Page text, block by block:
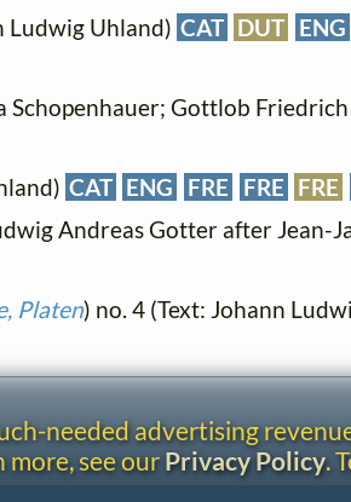
Ludwig Uhland) CAT DUT ENG
Schopenhauer; Gottlob
CAT ENG FRE FRE FRE
Andreas Gotter after Jean-
Platen) no. 4 (Text: Johann
needed advertising
more, see ourPrivacy Policy.